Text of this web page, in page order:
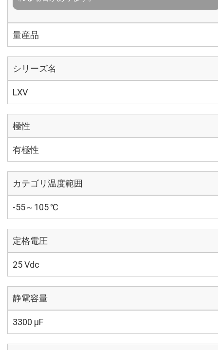
量産品
シリーズ名
LXV
極性
有極性
カテゴリ温度範囲
-55～105 ℃
定格電圧
25 Vdc
静電容量
3300 µF